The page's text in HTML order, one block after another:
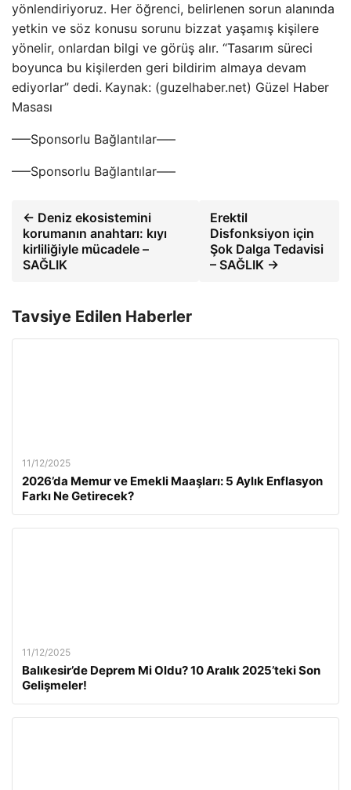
yönlendiriyoruz. Her öğrenci, belirlenen sorun alanında
yetkin ve söz konusu sorunu bizzat yaşamış kişilere
yönelir, onlardan bilgi ve görüş alır. “Tasarım süreci
boyunca bu kişilerden geri bildirim almaya devam
ediyorlar” dedi. Kaynak: (guzelhaber.net) Güzel Haber
Masası
—–Sponsorlu Bağlantılar—–
—–Sponsorlu Bağlantılar—–
← Deniz ekosistemini
korumanın anahtarı: kıyı
kirliliğiyle mücadele –
SAĞLIK
Erektil
Disfonksiyon için
Şok Dalga Tedavisi
– SAĞLIK →
Tavsiye Edilen Haberler
11/12/2025
2026’da Memur ve Emekli Maaşları: 5 Aylık Enflasyon
Farkı Ne Getirecek?
11/12/2025
Balıkesir’de Deprem Mi Oldu? 10 Aralık 2025’teki Son
Gelişmeler!